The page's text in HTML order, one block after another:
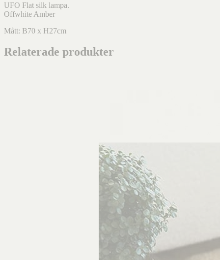
UFO Flat silk lampa.
Offwhite Amber
Mått: B70 x H27cm
Relaterade produkter